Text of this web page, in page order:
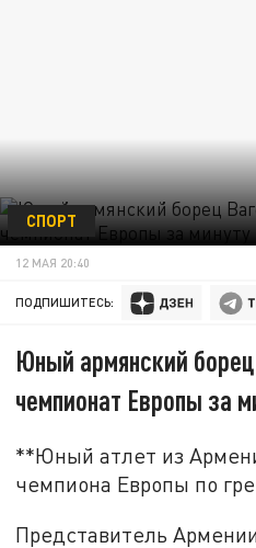
СПОРТ
12 МАЯ 20:40
ПОДПИШИТЕСЬ:
Юный армянский
чемпионат Европы за
**Юный атлет из
чемпиона Европы по
Представитель